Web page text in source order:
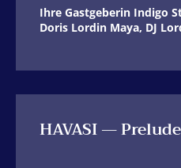
Ihre Gastgeberin Indigo
Doris Lordin Maya, DJ
HAVASI —